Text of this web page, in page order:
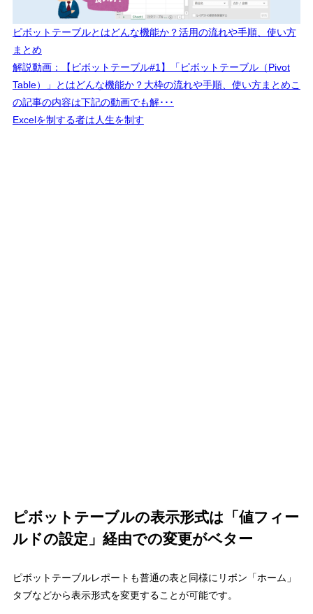
ピボットテーブルとはどんな機能か？活用の流れや手順、使い方
まとめ
解説動画：【ピボットテーブル#1】「ピボットテーブル（Pivot
Table）」とはどんな機能か？大枠の流れや手順、使い方まとめこ
の記事の内容は下記の動画でも解･･･
Excelを制する者は人生を制す
ピボットテーブルの表示形式は「値フィー
ルドの設定」経由での変更がベター
ピボットテーブルレポートも普通の表と同様にリボン「ホーム」
タブなどから表示形式を変更することが可能です。